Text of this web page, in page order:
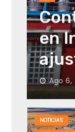
en
Ago 6,
NOTICIAS